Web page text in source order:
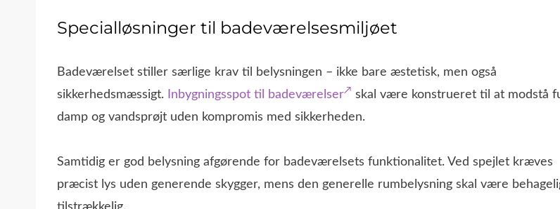
Specialløsninger til badeværelsesmiljøet
Badeværelset stiller særlige krav til belysningen – ikke bare æstetisk, men også
sikkerhedsmæssigt.
Inbygningsspot til badeværelser
skal være konstrueret til at modstå
damp og vandsprøjt uden kompromis med sikkerheden.
Samtidig er god belysning afgørende for badeværelsets funktionalitet. Ved spejlet kræves
præcist lys uden generende skygger, mens den generelle rumbelysning skal være